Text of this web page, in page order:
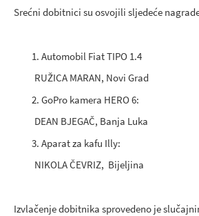
Srećni dobitnici su osvojili sljedeće
Automobil Fiat TIPO 1.4
RUŽICA MARAN, Novi Grad
GoPro kamera HERO 6:
DEAN BJEGAČ, Banja Luka
Aparat za kafu Illy:
NIKOLA ČEVRIZ, Bijeljina
Izvlačenje dobitnika sprovedeno je